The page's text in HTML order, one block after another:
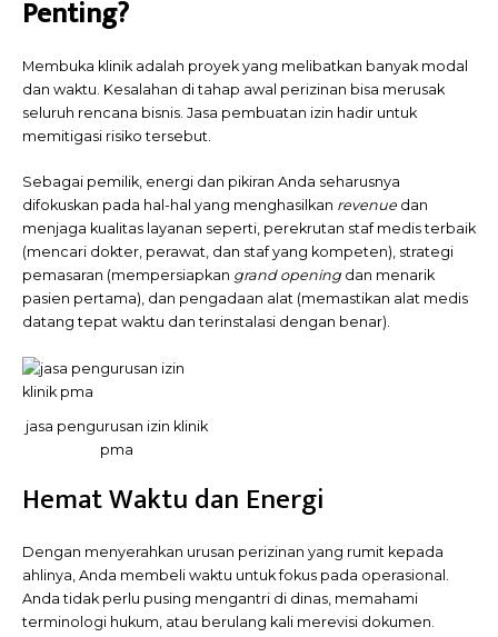
Penting?
Membuka klinik adalah proyek yang melibatkan banyak modal
dan waktu. Kesalahan di tahap awal perizinan bisa merusak
seluruh rencana bisnis. Jasa pembuatan izin hadir untuk
memitigasi risiko tersebut.
Sebagai pemilik, energi dan pikiran Anda seharusnya
difokuskan pada hal-hal yang menghasilkan revenue dan
menjaga kualitas layanan seperti, perekrutan staf medis terbaik
(mencari dokter, perawat, dan staf yang kompeten), strategi
pemasaran (mempersiapkan grand opening dan menarik
pasien pertama), dan pengadaan alat (memastikan alat medis
datang tepat waktu dan terinstalasi dengan benar).
jasa pengurusan izin klinik
pma
Hemat Waktu dan Energi
Dengan menyerahkan urusan perizinan yang rumit kepada
ahlinya, Anda membeli waktu untuk fokus pada operasional.
Anda tidak perlu pusing mengantri di dinas, memahami
terminologi hukum, atau berulang kali merevisi dokumen.